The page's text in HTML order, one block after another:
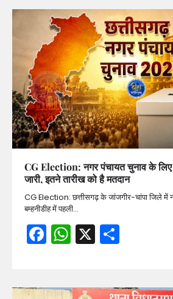
CG Election: नगर पंचायत चुनाव के लिए
जारी, इतने तारीख को है मतदान
CG Election: छत्तीसगढ़ के जांजगीर-चांपा जिले में
बम्हनीडीह में पहली…
Facebook
WhatsApp
X